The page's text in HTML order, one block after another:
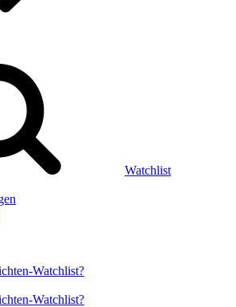
Watchlist
Watchlist?
Watchlist?